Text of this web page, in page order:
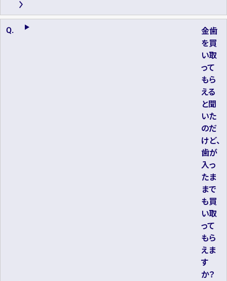
金歯
を買
い取
って
もら
える
と聞
いた
のだ
けど、
歯が
入っ
たま
まで
も買
い取
って
もら
えま
す
か？